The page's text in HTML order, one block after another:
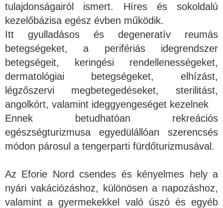
tulajdonságairól ismert. Híres és sokoldalú
kezelőbázisa egész évben működik.
Itt gyulladásos és degeneratív reumás
betegségeket, a perifériás idegrendszer
betegségeit, keringési rendellenességeket,
dermatológiai betegségeket, elhízást,
légzőszervi megbetegedéseket, sterilitást,
angolkórt, valamint ideggyengeséget kezelnek
Ennek betudhatóan rekreációs
egészségturizmusa egyedülállóan szerencsés
módon párosul a tengerparti fürdőturizmusával.
Az Eforie Nord csendes és kényelmes hely a
nyári vakációzáshoz, különösen a napozáshoz,
valamint a gyermekekkel való úszó és egyéb